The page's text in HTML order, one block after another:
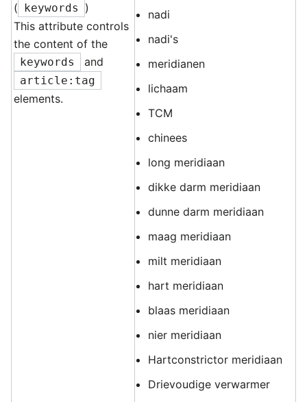
( keywords
)
This attribute controls
the content of the
keywords and
article:tag
elements.
nadi
nadi's
meridianen
lichaam
TCM
chinees
long meridiaan
dikke darm meridiaan
dunne darm meridiaan
maag meridiaan
milt meridiaan
hart meridiaan
blaas meridiaan
nier meridiaan
Hartconstrictor meridiaan
Drievoudige verwarmer